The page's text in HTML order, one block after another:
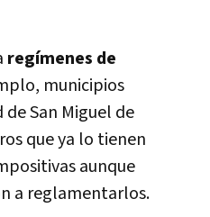
regímenes de
municipios
San Miguel de
que ya lo tienen
aunque
a reglamentarlos.